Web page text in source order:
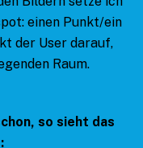
einen Punkt/ein
der User darauf,
Raum.
so sieht das